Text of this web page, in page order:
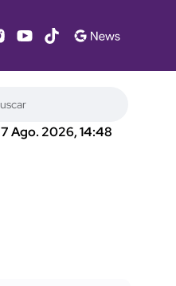
7 Ago. 2026, 14:48